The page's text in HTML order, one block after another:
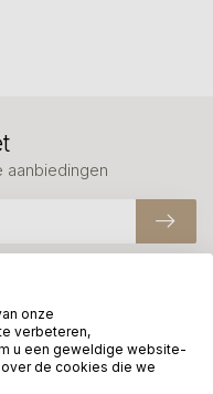
advies, bel of app
aanbiedingen
onze
verbeteren,
u een geweldige website-
de cookies die we